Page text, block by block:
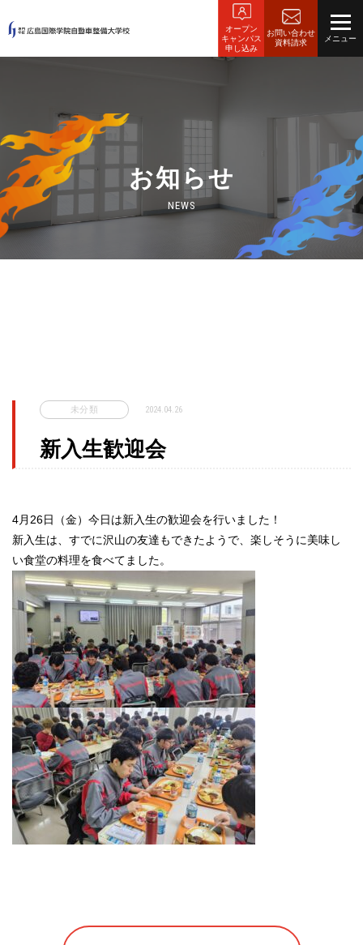
オープン
キャンパス
申し込み
お問い合わせ
資料請求
お知らせ
NEWS
未分類 2024.04.26
新入生歓迎会
4月26日（金）今日は新入生の歓迎会を行いました！
新入生は、すでに沢山の友達もできたようで、楽しそうに美味し
い食堂の料理を食べてました。